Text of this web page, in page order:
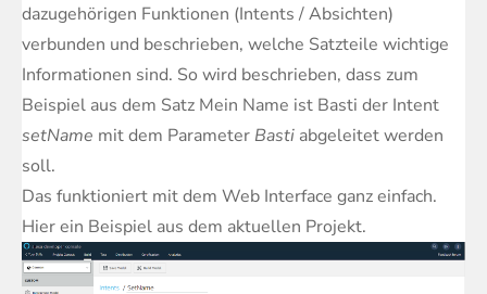
dazugehörigen Funktionen (Intents / Absichten)
verbunden und beschrieben, welche Satzteile wichtige
Informationen sind. So wird beschrieben, dass zum
Beispiel aus dem Satz Mein Name ist Basti der Intent
setName mit dem Parameter Basti abgeleitet werden
soll.
Das funktioniert mit dem Web Interface ganz einfach.
Hier ein Beispiel aus dem aktuellen Projekt.